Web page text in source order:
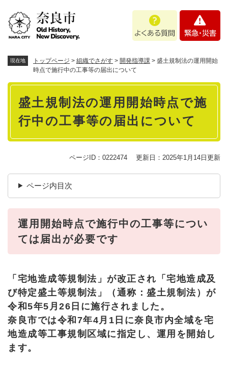
あ
問
・
現在地 トップページ > 組織でさがす > 開発指導課 > 盛土規制法の運用開始
時点で施行中の工事等の届出について
本
盛土規制法の運用開始時点で施
行中の工事等の届出について
ページID：0222474 更新日：2025年1月14日更新
ページ内目次
運用開始時点で施行中の工事等につい
ては届出が必要です
「宅地造成等規制法」が改正され「宅地造成及
び特定盛土等規制法」（通称：盛土規制法）が
令和5年5月26日に施行されました。
奈良市では令和7年4月1日に奈良市内全域を宅
地造成等工事規制区域に指定し、運用を開始し
ます。